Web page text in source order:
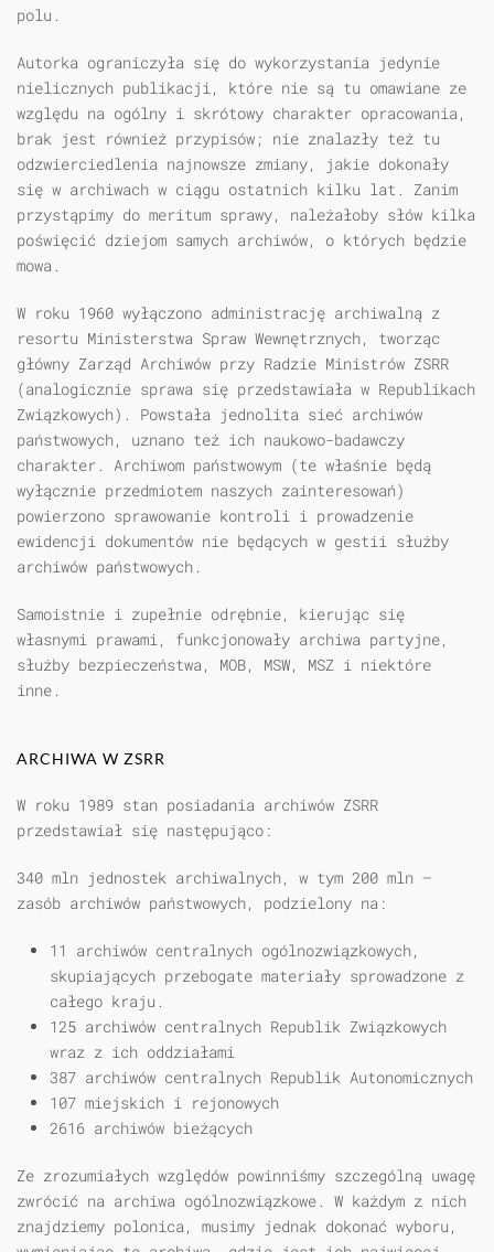
polu.
Autorka ograniczyła się do wykorzystania jedynie
nielicznych publikacji, które nie są tu omawiane ze
względu na ogólny i skrótowy charakter opracowania,
brak jest również przypisów; nie znalazły też tu
odzwierciedlenia najnowsze zmiany, jakie dokonały
się w archiwach w ciągu ostatnich kilku lat. Zanim
przystąpimy do meritum sprawy, należałoby słów kilka
poświęcić dziejom samych archiwów, o których będzie
mowa.
W roku 1960 wyłączono administrację archiwalną z
resortu Ministerstwa Spraw Wewnętrznych, tworząc
główny Zarząd Archiwów przy Radzie Ministrów ZSRR
(analogicznie sprawa się przedstawiała w Republikach
Związkowych). Powstała jednolita sieć archiwów
państwowych, uznano też ich naukowo-badawczy
charakter. Archiwom państwowym (te właśnie będą
wyłącznie przedmiotem naszych zainteresowań)
powierzono sprawowanie kontroli i prowadzenie
ewidencji dokumentów nie będących w gestii służby
archiwów państwowych.
Samoistnie i zupełnie odrębnie, kierując się
własnymi prawami, funkcjonowały archiwa partyjne,
służby bezpieczeństwa, MOB, MSW, MSZ i niektóre
inne.
ARCHIWA W ZSRR
W roku 1989 stan posiadania archiwów ZSRR
przedstawiał się następująco:
340 mln jednostek archiwalnych, w tym 200 mln —
zasób archiwów państwowych, podzielony na:
11 archiwów centralnych ogólnozwiązkowych,
skupiających przebogate materiały sprowadzone z
całego kraju.
125 archiwów centralnych Republik Związkowych
wraz z ich oddziałami
387 archiwów centralnych Republik Autonomicznych
107 miejskich i rejonowych
2616 archiwów bieżących
Ze zrozumiałych względów powinniśmy szczególną uwagę
zwrócić na archiwa ogólnozwiązkowe. W każdym z nich
znajdziemy polonica, musimy jednak dokonać wyboru,